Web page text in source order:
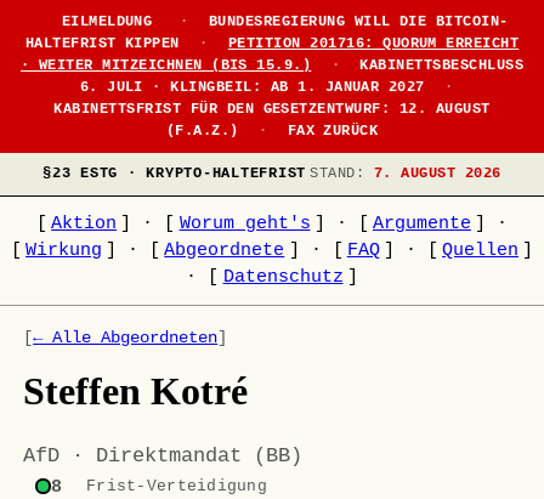
EILMELDUNG ·
BUNDESREGIERUNG WILL DIE BITCOIN-
HALTEFRIST KIPPEN
·
PETITION 201716: QUORUM ERREICHT
· WEITER MITZEICHNEN (BIS 15.9.)
·
KABINETTSBESCHLUSS
6. JULI · KLINGBEIL: AB 1. JANUAR 2027
·
KABINETTSFRIST FÜR DEN GESETZENTWURF: 12. AUGUST
(F.A.Z.)
· FAX ZURÜCK
§23 ESTG · KRYPTO-HALTEFRIST STAND: 7. AUGUST 2026
Aktion · Worum geht's · Argumente
·
Wirkung · Abgeordnete · FAQ · Quellen
·
Datenschutz
[← Alle Abgeordneten]
Steffen Kotré
AfD · Direktmandat (BB)
8 Frist-Verteidigung